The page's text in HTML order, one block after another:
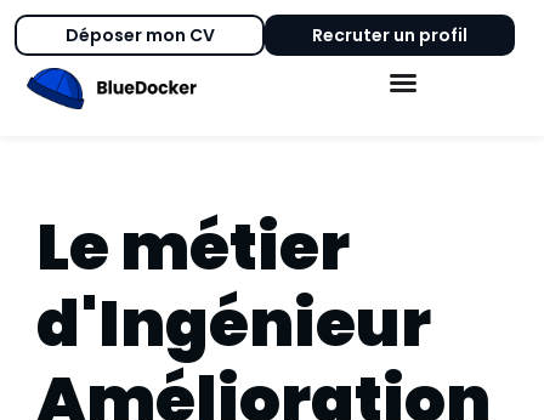
Déposer mon CV Recruter un profil
Le métier
d'Ingénieur
Amélioration